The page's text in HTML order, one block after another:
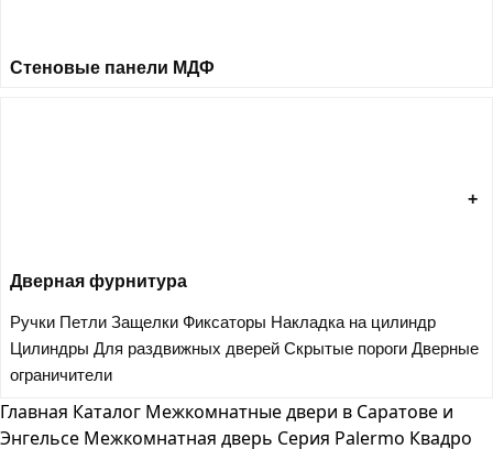
Стеновые панели МДФ
Дверная фурнитура
Ручки Петли Защелки Фиксаторы Накладка на цилиндр
Цилиндры Для раздвижных дверей Скрытые пороги Дверные
ограничители
Главная Каталог Межкомнатные двери в Саратове и
Энгельсе Межкомнатная дверь Серия Palermo Квадро